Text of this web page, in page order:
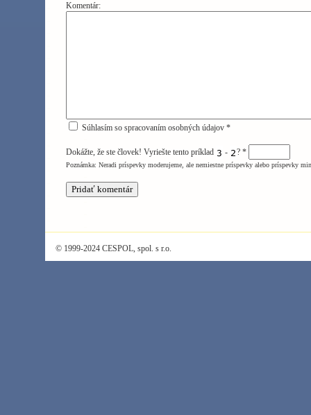
Komentár:
Súhlasím so spracovaním osobných údajov *
Dokážte, že ste človek! Vyriešte tento príklad - ? *
Poznámka: Neradi príspevky moderujeme, ale nemiestne príspevky alebo príspevky
© 1999-2024 CESPOL, spol. s r.o.